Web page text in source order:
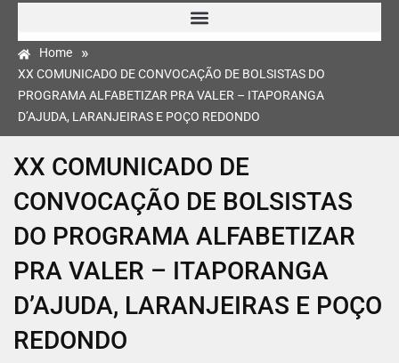
Home »
XX COMUNICADO DE CONVOCAÇÃO DE BOLSISTAS DO
PROGRAMA ALFABETIZAR PRA VALER – ITAPORANGA
D’AJUDA, LARANJEIRAS E POÇO REDONDO
XX COMUNICADO DE
CONVOCAÇÃO DE BOLSISTAS
DO PROGRAMA ALFABETIZAR
PRA VALER – ITAPORANGA
D’AJUDA, LARANJEIRAS E POÇO
REDONDO